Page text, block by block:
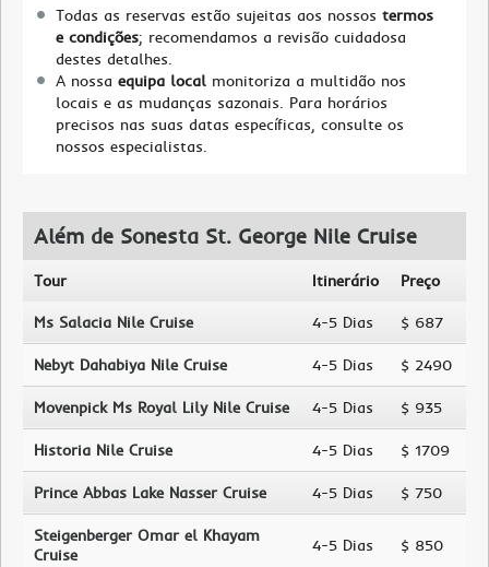
Todas as reservas estão sujeitas aos nossos termos
e condições; recomendamos a revisão cuidadosa
destes detalhes.
A nossa equipa local monitoriza a multidão nos
locais e as mudanças sazonais. Para horários
precisos nas suas datas específicas, consulte os
nossos especialistas.
Além de Sonesta St. George Nile Cruise
Tour Itinerário Preço
Ms Salacia Nile Cruise 4-5 Dias $ 687
Nebyt Dahabiya Nile Cruise 4-5 Dias $ 2490
Movenpick Ms Royal Lily Nile Cruise 4-5 Dias $ 935
Historia Nile Cruise 4-5 Dias $ 1709
Prince Abbas Lake Nasser Cruise 4-5 Dias $ 750
Steigenberger Omar el Khayam
Cruise
4-5 Dias $ 850